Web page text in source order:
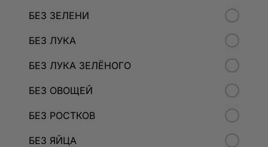
БЕЗ ЗЕЛЕНИ
БЕЗ ЛУКА
БЕЗ ЛУКА ЗЕЛЁНОГО
БЕЗ ОВОЩЕЙ
БЕЗ РОСТКОВ
БЕЗ ЯЙЦА